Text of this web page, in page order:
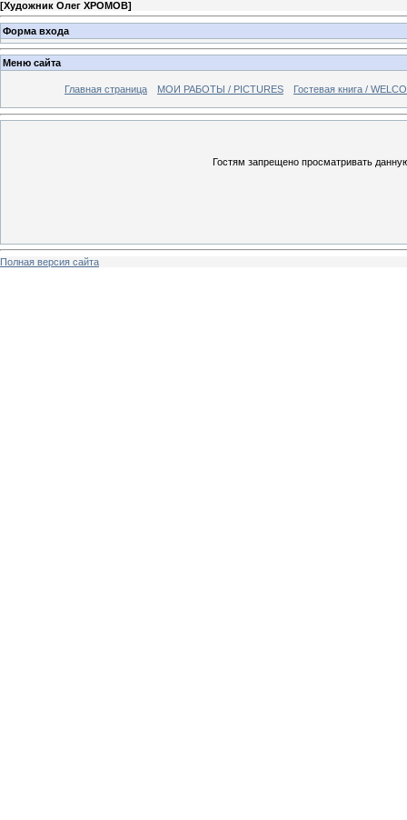
[Художник Олег ХРОМОВ]
Форма входа
Меню сайта
Главная страница МОИ РАБОТЫ / PICTURES Гостевая книга /
Гостям запрещено просматривать
Полная версия сайта